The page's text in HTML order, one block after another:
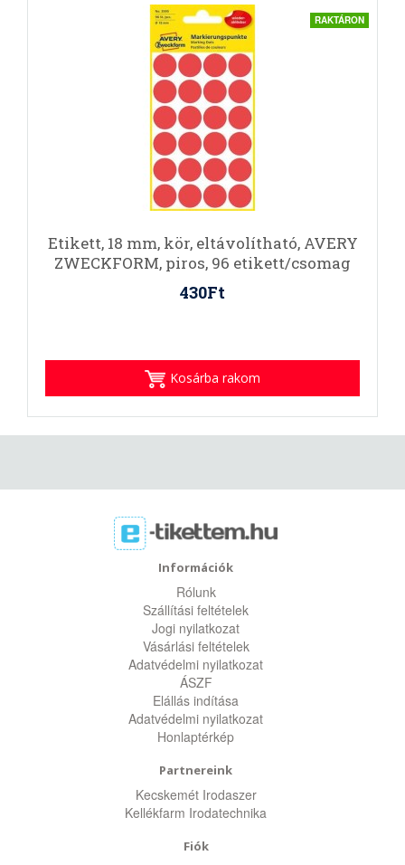
RAKTÁRON
Etikett, 18 mm, kör, eltávolítható, AVERY
ZWECKFORM, piros, 96 etikett/csomag
430Ft
Kosárba rakom
Információk
Rólunk
Szállítási feltételek
Jogi nyilatkozat
Vásárlási feltételek
Adatvédelmi nyilatkozat
ÁSZF
Elállás indítása
Adatvédelmi nyilatkozat
Honlaptérkép
Partnereink
Kecskemét Irodaszer
Kellékfarm Irodatechnika
Fiók